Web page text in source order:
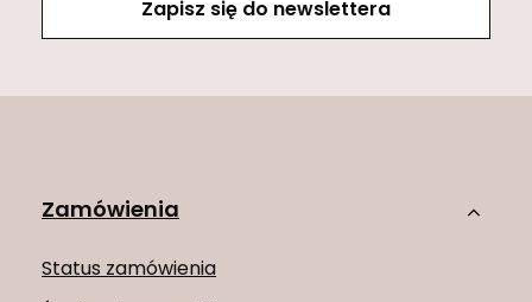
Zapisz się do newslettera
Zamówienia
Status zamówienia